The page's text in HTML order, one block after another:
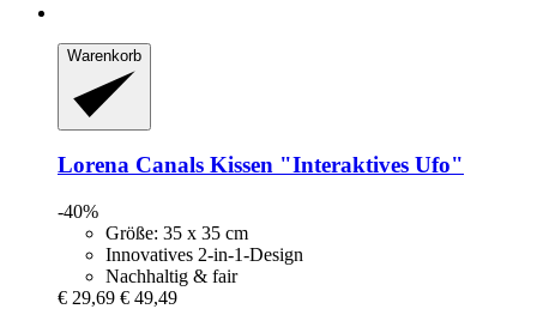
Warenkorb
Lorena Canals Kissen "Interaktives Ufo"
-40%
Größe: 35 x 35 cm
Innovatives 2-in-1-Design
Nachhaltig & fair
€ 29,69 € 49,49